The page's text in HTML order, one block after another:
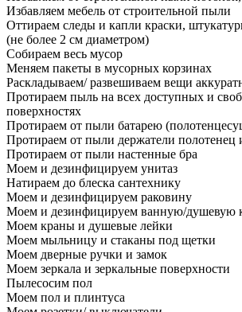
Избавляем мебель от строительной пыли
Оттираем следы и капли краски,
(не более 2 см диаметром)
Собираем весь мусор
Меняем пакеты в мусорных корзинах
Раскладываем/ развешиваем вещи
Протираем пыль на всех доступных и
поверхностях
Протираем от пыли батарею
Протираем от пыли держатели полотенец
Протираем от пыли настенные бра
Моем и дезинфицируем унитаз
Натираем до блеска сантехнику
Моем и дезинфицируем раковину
Моем и дезинфицируем ванную/душевую
Моем краны и душевые лейки
Моем мыльницу и стаканы под щетки
Моем дверные ручки и замок
Моем зеркала и зеркальные поверхности
Пылесосим пол
Моем пол и плинтуса